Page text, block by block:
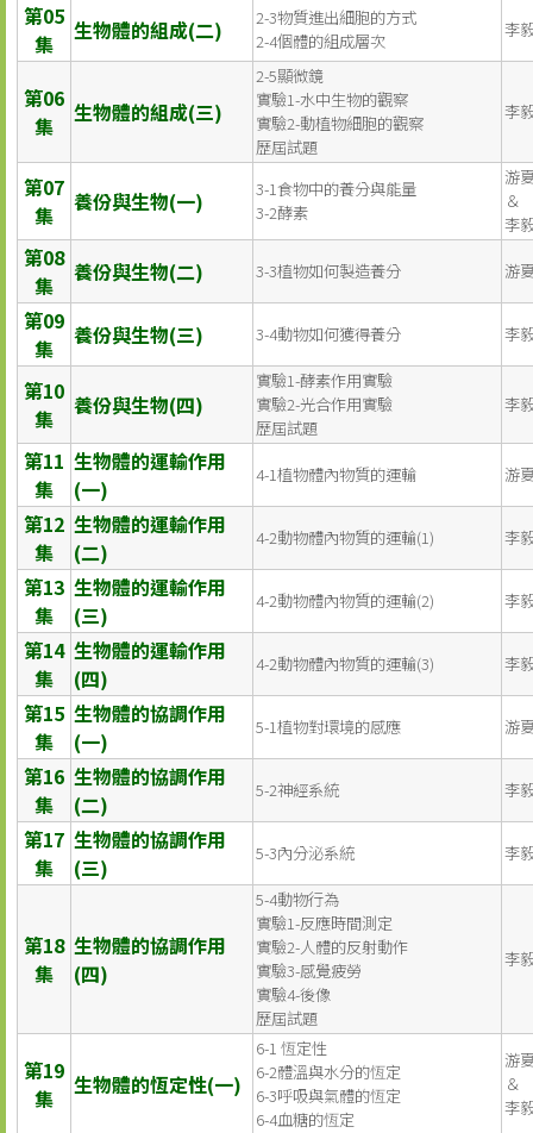
第05
集
生物體的組成(二)
2-3物質進出細胞的方式
2-4個體的組成層次
李
第06
集
生物體的組成(三)
2-5顯微鏡
實驗1-水中生物的觀察
實驗2-動植物細胞的觀察
歷屆試題
李
第07
集
養份與生物(一)
3-1食物中的養分與能量
3-2酵素
游
＆
李
第08
集
養份與生物(二) 3-3植物如何製造養分 游
第09
集
養份與生物(三) 3-4動物如何獲得養分 李
第10
集
養份與生物(四)
實驗1-酵素作用實驗
實驗2-光合作用實驗
歷屆試題
李
第11
集
生物體的運輸作用
(一)
4-1植物體內物質的運輸 游
第12
集
生物體的運輸作用
(二)
4-2動物體內物質的運輸(1) 李
第13
集
生物體的運輸作用
(三)
4-2動物體內物質的運輸(2) 李
第14
集
生物體的運輸作用
(四)
4-2動物體內物質的運輸(3) 李
第15
集
生物體的協調作用
(一)
5-1植物對環境的感應 游
第16
集
生物體的協調作用
(二)
5-2神經系統 李
第17
集
生物體的協調作用
(三)
5-3內分泌系統 李
第18
集
生物體的協調作用
(四)
5-4動物行為
實驗1-反應時間測定
實驗2-人體的反射動作
實驗3-感覺疲勞
實驗4-後像
歷屆試題
李
第19
集
生物體的恆定性(一)
6-1 恆定性
6-2體溫與水分的恆定
6-3呼吸與氣體的恆定
6-4血糖的恆定
游
＆
李